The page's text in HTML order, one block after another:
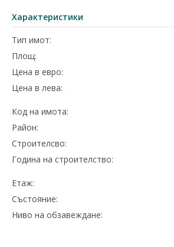
Характеристики
Тип имот:
Площ:
Цена в евро:
Цена в лева:
Код на имота:
Район:
Строителсво:
Година на строителство:
Етаж:
Състояние:
Ниво на обзавеждане: